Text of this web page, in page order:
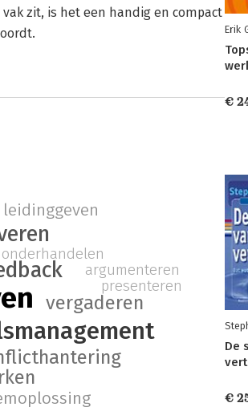
zit, is het een handig en compact
vergaderen
onderhandelen
argumenteren
presenteren
Erik
€
De
€